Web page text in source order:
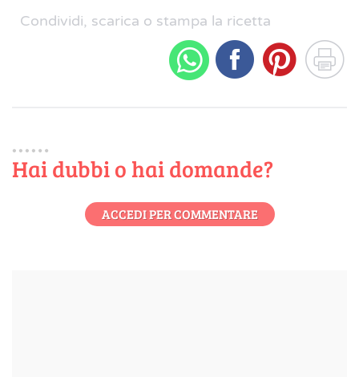
Condividi, scarica o stampa la ricetta
Hai dubbi o hai domande?
ACCEDI PER COMMENTARE